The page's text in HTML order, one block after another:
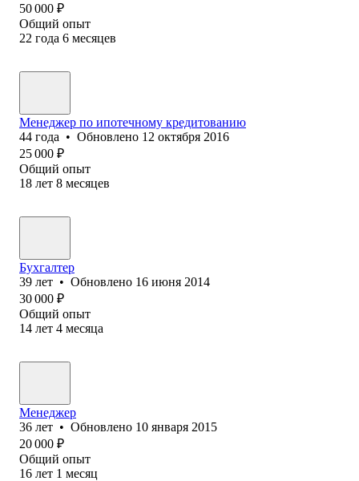
50 000 ₽
Общий опыт
22 года 6 месяцев
Менеджер по ипотечному кредитованию
44 года • Обновлено 12 октября 2016
25 000 ₽
Общий опыт
18 лет 8 месяцев
Бухгалтер
39 лет • Обновлено 16 июня 2014
30 000 ₽
Общий опыт
14 лет 4 месяца
Менеджер
36 лет • Обновлено 10 января 2015
20 000 ₽
Общий опыт
16 лет 1 месяц